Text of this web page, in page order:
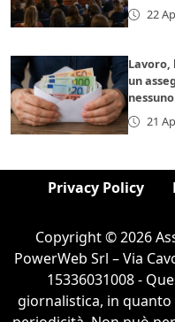
22
Lavoro,
un
21
Privacy Policy
Copyright © 2026
PowerWeb Srl – Via
15336031008 -
giornalistica, in